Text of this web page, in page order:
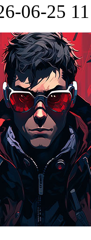
06-25